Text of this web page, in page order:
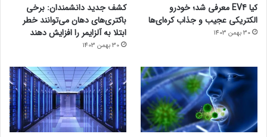
کیا EV4 معرفی شد؛ خودرو
الکتریکی عجیب و جذاب کره‌ای‌ها
30 بهمن 1403
کشف جدید دانشمندان: برخی
باکتری‌های دهان می‌توانند خطر
ابتلا به آلزایمر را افزایش دهند
30 بهمن 1403